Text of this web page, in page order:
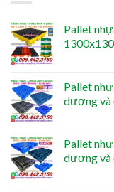
Pallet
Pallet
dương và
Pallet
dương và